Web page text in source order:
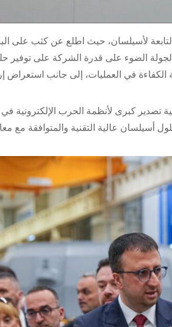
لأسيلسان، حيث اطلع عن كثب على
الضوء على قدرة الشركة على توفير
في العمليات، إلى جانب استعراض
أسيلسان عالية التقنية والمتوافقة مع